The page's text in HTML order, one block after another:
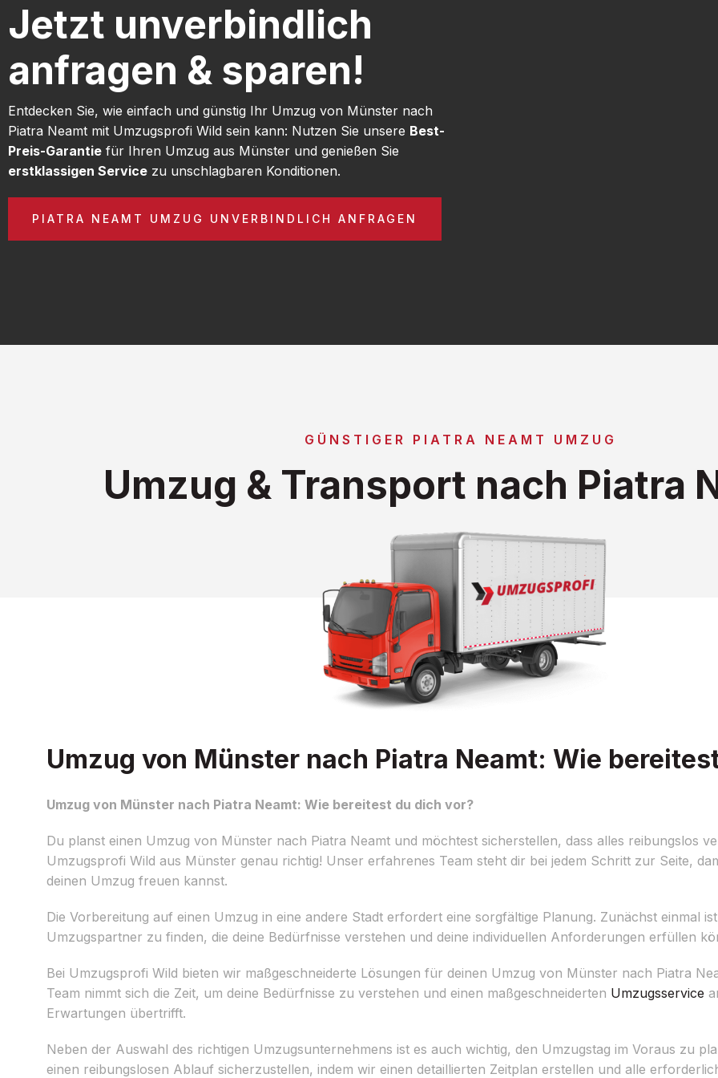
Jetzt unverbindlich
anfragen & sparen!
Entdecken Sie, wie einfach und günstig Ihr Umzug von Münster nach
Piatra Neamt mit Umzugsprofi Wild sein kann: Nutzen Sie unsere Best-
Preis-Garantie für Ihren Umzug aus Münster und genießen Sie
erstklassigen Service zu unschlagbaren Konditionen.
PIATRA NEAMT UMZUG UNVERBINDLICH ANFRAGEN
GÜNSTIGER PIATRA NEAMT UMZUG
Umzug & Transport nach Piatra
Umzug von Münster nach Piatra Neamt: Wie
Umzug von Münster nach Piatra Neamt: Wie bereitest du dich vor?
Du planst einen Umzug von Münster nach Piatra Neamt und möchtest sicherstellen, dass alles reibungslos
Umzugsprofi Wild aus Münster genau richtig! Unser erfahrenes Team steht dir bei jedem Schritt zur Seite,
deinen Umzug freuen kannst.
Die Vorbereitung auf einen Umzug in eine andere Stadt erfordert eine sorgfältige Planung. Zunächst einmal
Umzugspartner zu finden, die deine Bedürfnisse verstehen und deine individuellen Anforderungen erfüllen
Bei Umzugsprofi Wild bieten wir maßgeschneiderte Lösungen für deinen Umzug von Münster nach Piatra
Team nimmt sich die Zeit, um deine Bedürfnisse zu verstehen und einen maßgeschneiderten Umzugsservice
Erwartungen übertrifft.
Neben der Auswahl des richtigen Umzugsunternehmens ist es auch wichtig, den Umzugstag im Voraus zu
einen reibungslosen Ablauf sicherzustellen, indem wir einen detaillierten Zeitplan erstellen und alle